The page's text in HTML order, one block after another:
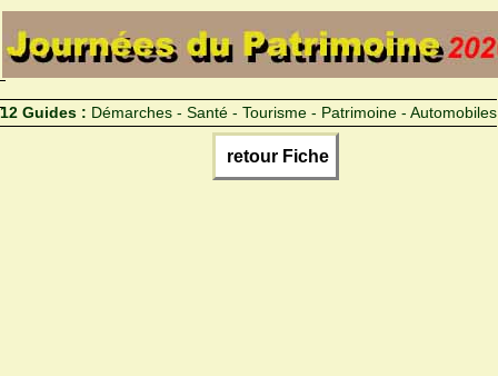
12 Guides : Démarches - Santé - Tourisme - Patrimoine - Automobiles
retour Fiche